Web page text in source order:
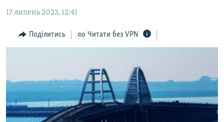
основної
Перейти
до
БЛОГИ
ПОГЛЯД
СПЕЦПРОЕКТИ
ДЕПОРТАЦІЯ
ЯК ОБІЙТИ БЛОКУВАННЯ
17 липень 2023, 12:41
Поділитись Читати без VPN